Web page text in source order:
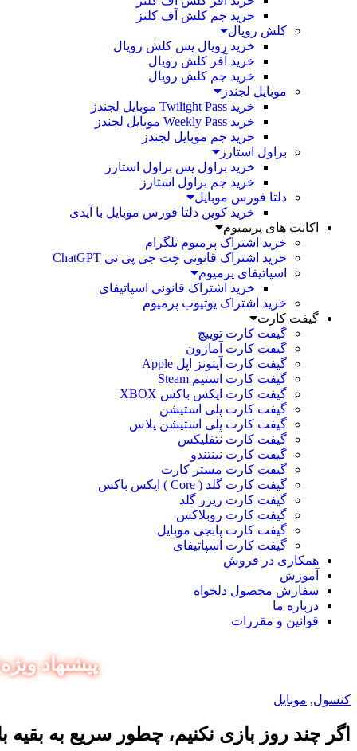
خرید جم کلش آف کلنز
کلش رویال
خرید رویال پس کلش رویال
خرید آفر کلش رویال
خرید جم کلش رویال
موبایل لجندز
خرید Twilight Pass موبایل لجندز
خرید Weekly Pass موبایل لجندز
خرید جم موبایل لجندز
براول استارز
خرید براول پس براول استارز
خرید جم براول استارز
دلتا فورس موبایل
خرید کوین دلتا فورس موبایل با آیدی
اکانت های پریمیوم
خرید اشتراک پرمیوم تلگرام
خرید اشتراک قانونی چت جی پی تی ChatGPT
اسپاتیفای پرمیوم
خرید اشتراک قانونی اسپاتیفای
خرید اشتراک یوتیوب پرمیوم
گیفت کارت
گیفت کارت توییچ
گیفت کارت آمازون
گیفت کارت آیتونز اپل Apple
گیفت کارت استیم Steam
گیفت کارت ایکس باکس XBOX
گیفت کارت پلی استیشن
گیفت کارت پلی استیشن پلاس
گیفت کارت نتفلیکس
گیفت کارت نینتندو
گیفت کارت مستر کارت
گیفت کارت گلد ( Core ) ایکس باکس
گیفت کارت ریزر گلد
گیفت کارت روبلاکس
گیفت کارت پابجی موبایل
گیفت کارت اسپاتیفای
همکاری در فروش
آموزش
سفارش محصول دلخواه
درباره ما
قوانین و مقررات
پیشنهاد ویژه‼️ ۱۸۰ ثانیه داخل همین صفحه بمون و کد
کنسول, موبایل
اگر چند روز بازی نکنیم، چطور سریع به بقیه